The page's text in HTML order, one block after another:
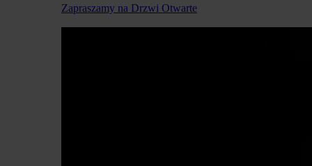
Zapraszamy na Drzwi Otwarte